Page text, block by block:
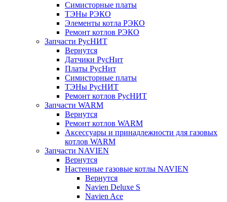
Симисторные платы
ТЭНы РЭКО
Элементы котла РЭКО
Ремонт котлов РЭКО
Запчасти РусНИТ
Вернутся
Датчики РусНит
Платы РусНит
Симисторные платы
ТЭНы РусНИТ
Ремонт котлов РусНИТ
Запчасти WARM
Вернутся
Ремонт котлов WARM
Аксессуары и принадлежности для газовых
котлов WARM
Запчасти NAVIEN
Вернутся
Настенные газовые котлы NAVIEN
Вернутся
Navien Deluxe S
Navien Ace